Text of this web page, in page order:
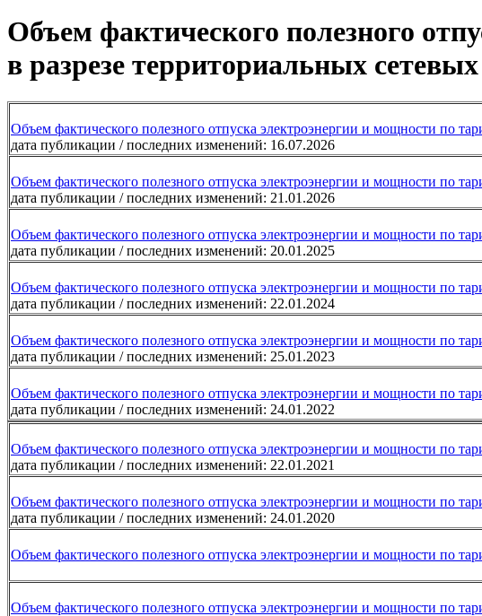
Объем фактического полезного
в разрезе территориальных
Объем фактического полезного отпуска электроэнергии и мощности по
дата публикации / последних изменений: 16.07.2026
Объем фактического полезного отпуска электроэнергии и мощности по
дата публикации / последних изменений: 21.01.2026
Объем фактического полезного отпуска электроэнергии и мощности по
дата публикации / последних изменений: 20.01.2025
Объем фактического полезного отпуска электроэнергии и мощности по
дата публикации / последних изменений: 22.01.2024
Объем фактического полезного отпуска электроэнергии и мощности по
дата публикации / последних изменений: 25.01.2023
Объем фактического полезного отпуска электроэнергии и мощности по
дата публикации / последних изменений: 24.01.2022
Объем фактического полезного отпуска электроэнергии и мощности по
дата публикации / последних изменений: 22.01.2021
Объем фактического полезного отпуска электроэнергии и мощности по
дата публикации / последних изменений: 24.01.2020
Объем фактического полезного отпуска электроэнергии и мощности по
Объем фактического полезного отпуска электроэнергии и мощности по